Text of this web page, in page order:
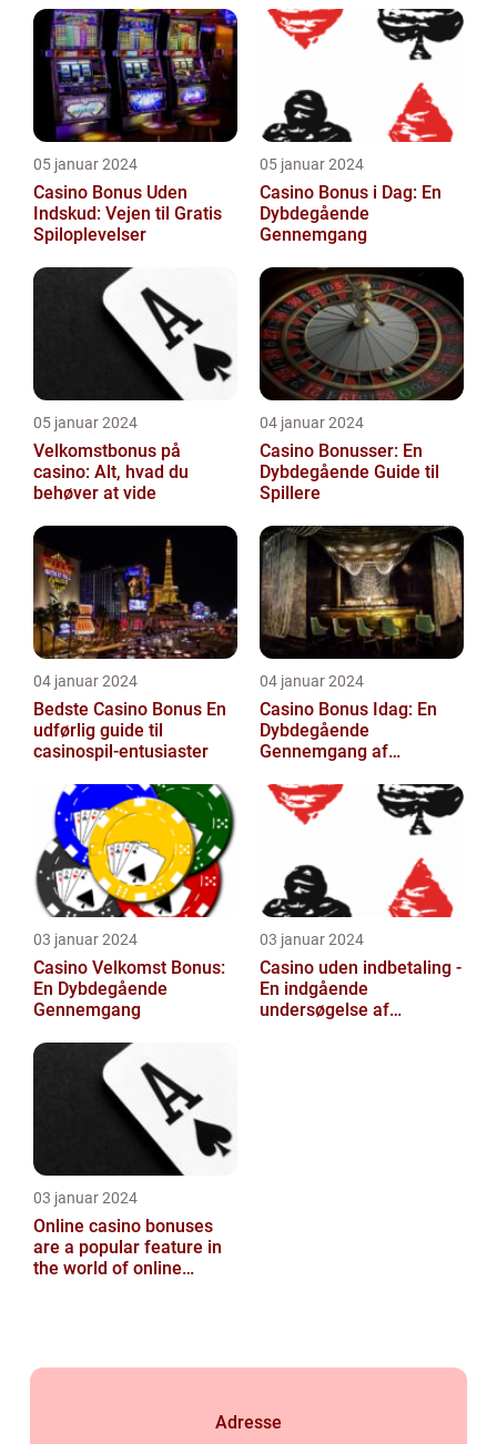
05 januar 2024
Casino Bonus Uden
Indskud: Vejen til Gratis
Spiloplevelser
05 januar 2024
Casino Bonus i Dag: En
Dybdegående
Gennemgang
05 januar 2024
Velkomstbonus på
casino: Alt, hvad du
behøver at vide
04 januar 2024
Casino Bonusser: En
Dybdegående Guide til
Spillere
04 januar 2024
Bedste Casino Bonus En
udførlig guide til
casinospil-entusiaster
04 januar 2024
Casino Bonus Idag: En
Dybdegående
Gennemgang af
Casinobonusser
03 januar 2024
Casino Velkomst Bonus:
En Dybdegående
Gennemgang
03 januar 2024
Casino uden indbetaling -
En indgående
undersøgelse af
03 januar 2024
Online casino bonuses
are a popular feature in
the world of online
Adresse